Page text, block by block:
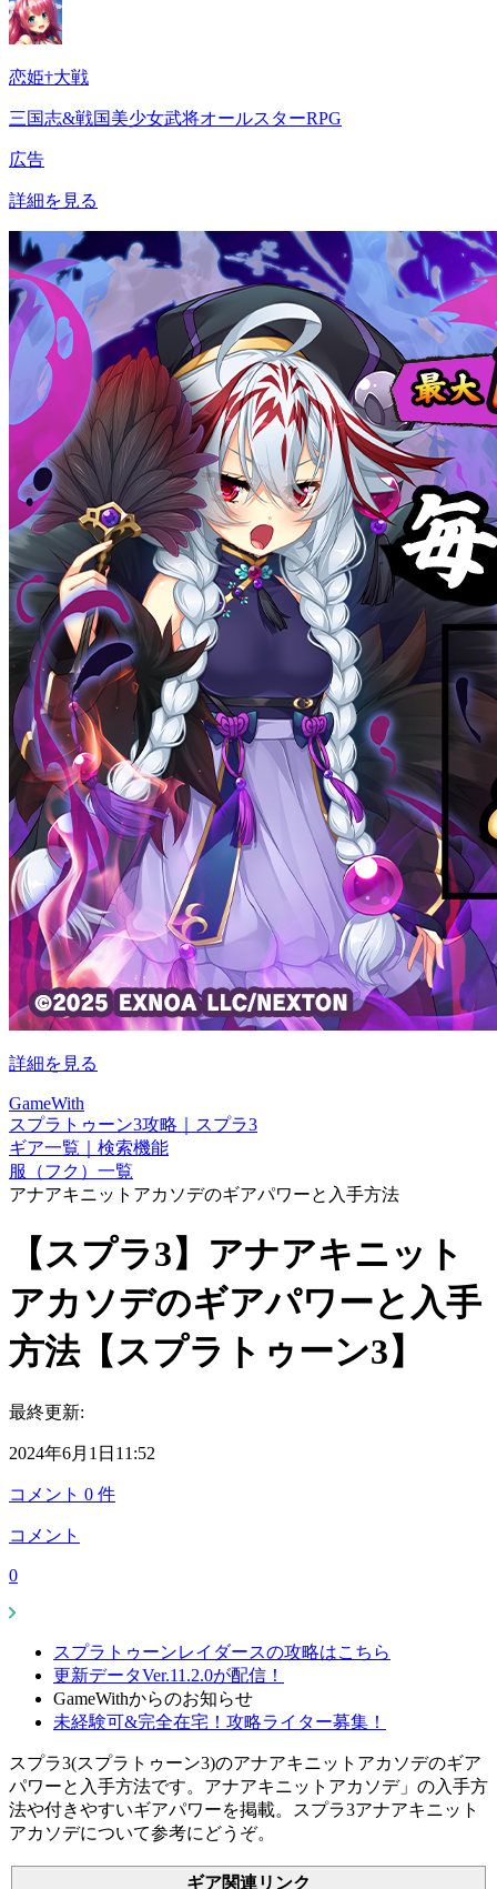
恋姫†大戦
三国志&戦国美少女武将オールスターRPG
広告
詳細を見る
詳細を見る
GameWith
スプラトゥーン3攻略｜スプラ3
ギア一覧｜検索機能
服（フク）一覧
アナアキニットアカソデのギアパワーと入手方法
【スプラ3】アナアキニット
アカソデのギアパワーと入手
方法【スプラトゥーン3】
最終更新:
2024年6月1日11:52
コメント 0 件
コメント
0
スプラトゥーンレイダースの攻略はこちら
更新データVer.11.2.0が配信！
GameWithからのお知らせ
未経験可&完全在宅！攻略ライター募集！
スプラ3(スプラトゥーン3)のアナアキニットアカソデのギア
パワーと入手方法です。アナアキニットアカソデ」の入手方
法や付きやすいギアパワーを掲載。スプラ3アナアキニット
アカソデについて参考にどうぞ。
ギア関連リンク